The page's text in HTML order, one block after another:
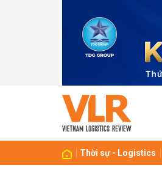
Thời sự - Logistics